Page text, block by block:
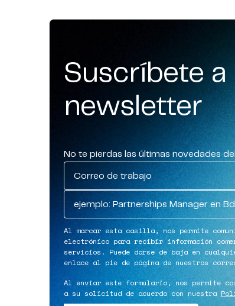
Suscríbete
newsletter
No te pierdas las últimas novedades
Al marcar esta casilla, nos permite
electrónico para recibir información
servicios. Puede darse de baja en
enlace al pie de página de nuestros
Al enviar este formulario, nos permite
a su solicitud de acuerdo con nuestra